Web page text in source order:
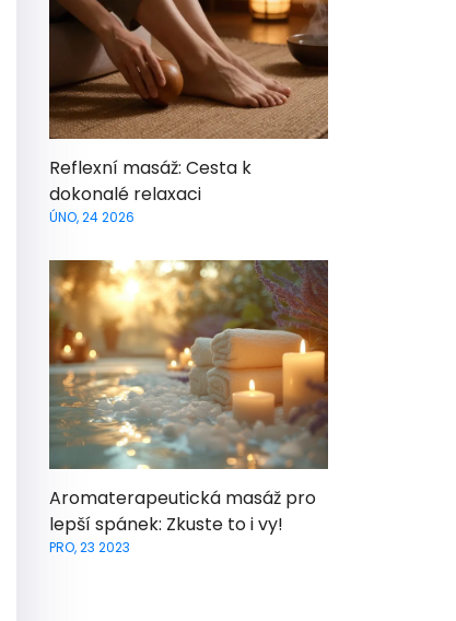
Reflexní masáž: Cesta k
dokonalé relaxaci
ÚNO, 24 2026
Aromaterapeutická masáž pro
lepší spánek: Zkuste to i vy!
PRO, 23 2023